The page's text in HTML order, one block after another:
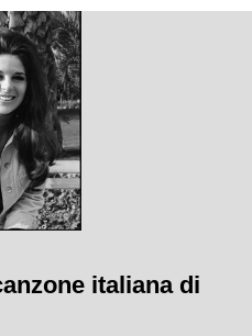
italiana di